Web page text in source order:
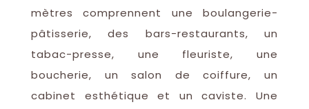
mètres comprennent une boulangerie-
pâtisserie, des bars-restaurants, un
tabac-presse, une fleuriste, une
boucherie, un salon de coiffure, un
cabinet esthétique et un caviste. Une